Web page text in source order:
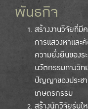
พันธกิจ
สร้างงานวิจัยที่
การแสวงหาและ
ความยั่งยืนของร
นวัตกรรมทางวิ
ปัญญาของประช
เกษตรกรรม
สร้างนักวิจัยรุ่น